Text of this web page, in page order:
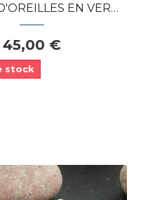
EN VERMEIL ORNEES DE...
45,00 €
stock